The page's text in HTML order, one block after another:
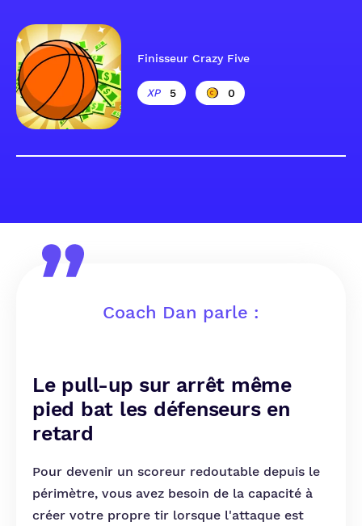
Finisseur Crazy Five
5 0
Coach Dan parle :
Le pull-up sur arrêt même
pied bat les défenseurs en
retard
Pour devenir un scoreur redoutable depuis le
périmètre, vous avez besoin de la capacité à
créer votre propre tir lorsque l'attaque est